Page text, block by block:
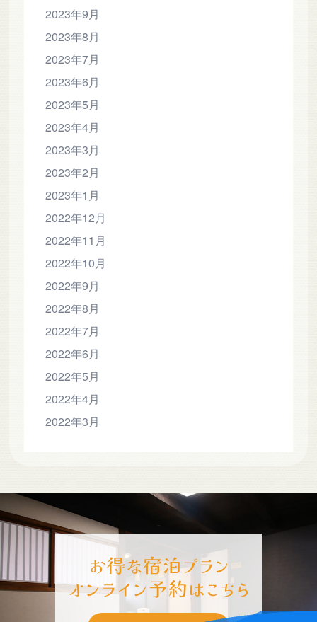
2023年9月
2023年8月
2023年7月
2023年6月
2023年5月
2023年4月
2023年3月
2023年2月
2023年1月
2022年12月
2022年11月
2022年10月
2022年9月
2022年8月
2022年7月
2022年6月
2022年5月
2022年4月
2022年3月